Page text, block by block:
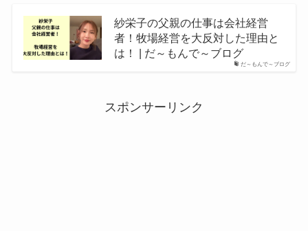
だ～もんで～ブログ
紗栄子の父親の仕事は会社経営
者！牧場経営を大反対した理由と
は！ | だ～もんで～ブログ
スポンサーリンク